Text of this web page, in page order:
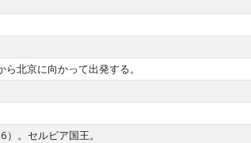
北京に向かって出発する。
。セルビア国王。